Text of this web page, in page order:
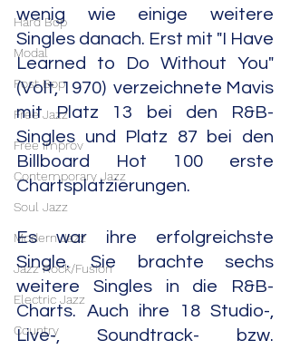
Hard Bop
Modal
Post Bop
Free Jazz
Free Improv
Contemporary Jazz
Soul Jazz
Modern Jazz
Jazz Rock/Fusion
Electric Jazz
Country
wenig wie einige weitere
Singles danach. Erst mit "I Have
Learned to Do Without You"
(Volt, 1970)  verzeichnete Mavis
mit Platz 13 bei den R&B-
Singles und Platz 87 bei den
Billboard Hot 100 erste
Chartsplatzierungen.
Es war ihre erfolgreichste
Single. Sie brachte sechs
weitere Singles in die R&B-
Charts. Auch ihre 18 Studio-,
Live-, Soundtrack- bzw.